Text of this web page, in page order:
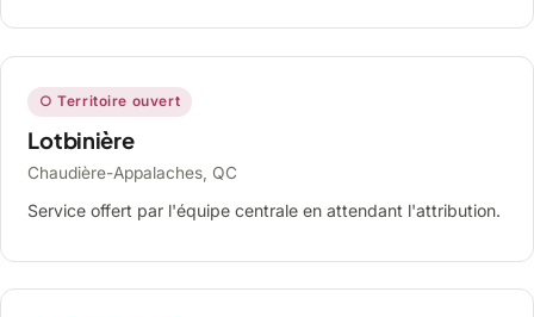
○ Territoire ouvert
Lotbinière
Chaudière-Appalaches, QC
Service offert par l'équipe centrale en attendant l'attribution.